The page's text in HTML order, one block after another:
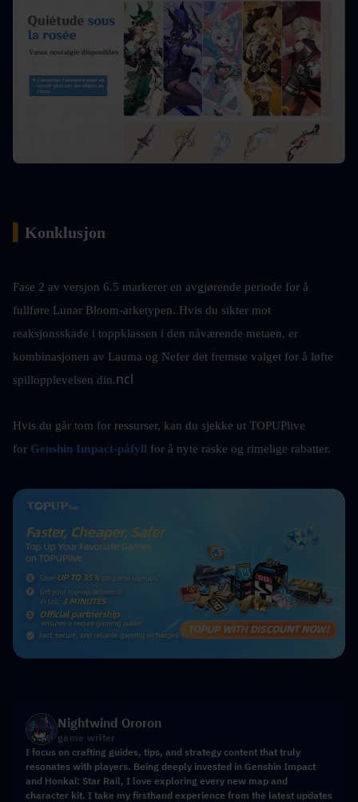
Konklusjon
Fase 2 av versjon 6.5 markerer en avgjørende periode for å
fullføre Lunar Bloom-arketypen. Hvis du sikter mot
reaksjonsskade i toppklassen i den nåværende metaen, er
kombinasjonen av Lauma og Nefer det fremste valget for å løfte
spillopplevelsen din.ncl
Hvis du går tom for ressurser, kan du sjekke ut TOPUPlive
for Genshin Impact-påfyll for å nyte raske og rimelige rabatter.
Nightwind Ororon
game writer
I focus on crafting guides, tips, and strategy content that truly
resonates with players. Being deeply invested in Genshin Impact
and Honkai: Star Rail, I love exploring every new map and
character kit. I take my firsthand experience from the latest updates